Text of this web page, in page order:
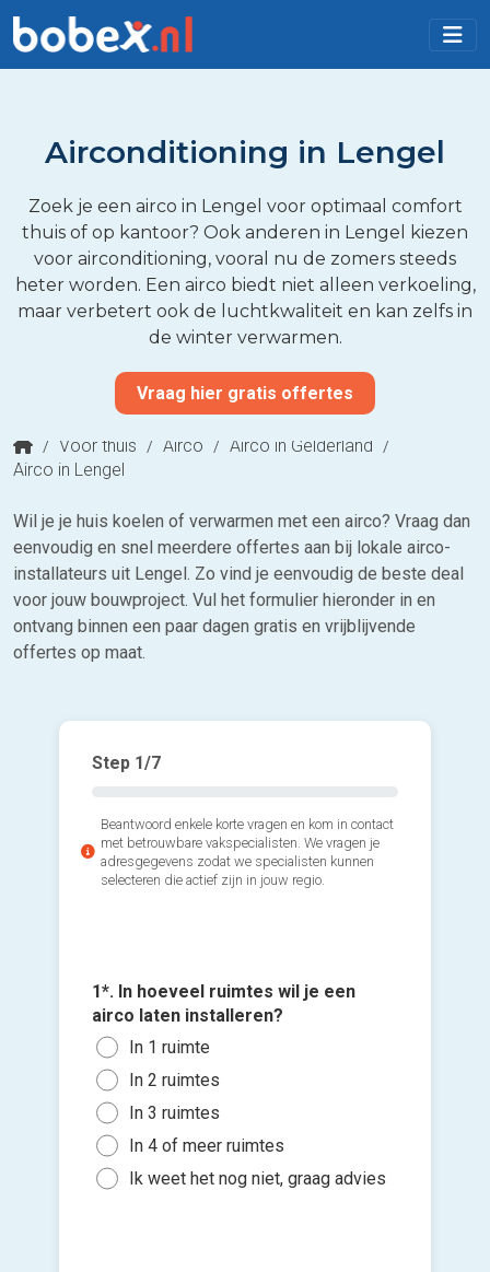
Airconditioning in Lengel
Zoek je een airco in Lengel voor optimaal comfort
thuis of op kantoor? Ook anderen in Lengel kiezen
voor airconditioning, vooral nu de zomers steeds
heter worden. Een airco biedt niet alleen verkoeling,
maar verbetert ook de luchtkwaliteit en kan zelfs in
de winter verwarmen.
Vraag hier gratis offertes
/ Voor thuis / Airco / Airco in Gelderland /
Airco in Lengel
Wil je je huis koelen of verwarmen met een airco? Vraag dan
eenvoudig en snel meerdere offertes aan bij lokale airco-
installateurs uit Lengel. Zo vind je eenvoudig de beste deal
voor jouw bouwproject. Vul het formulier hieronder in en
ontvang binnen een paar dagen gratis en vrijblijvende
offertes op maat.
Step 1/7
Beantwoord enkele korte vragen en kom in contact
met betrouwbare vakspecialisten. We vragen je
adresgegevens zodat we specialisten kunnen
selecteren die actief zijn in jouw regio.
1*. In hoeveel ruimtes wil je een
airco laten installeren?
In 1 ruimte
In 2 ruimtes
In 3 ruimtes
In 4 of meer ruimtes
Ik weet het nog niet, graag advies